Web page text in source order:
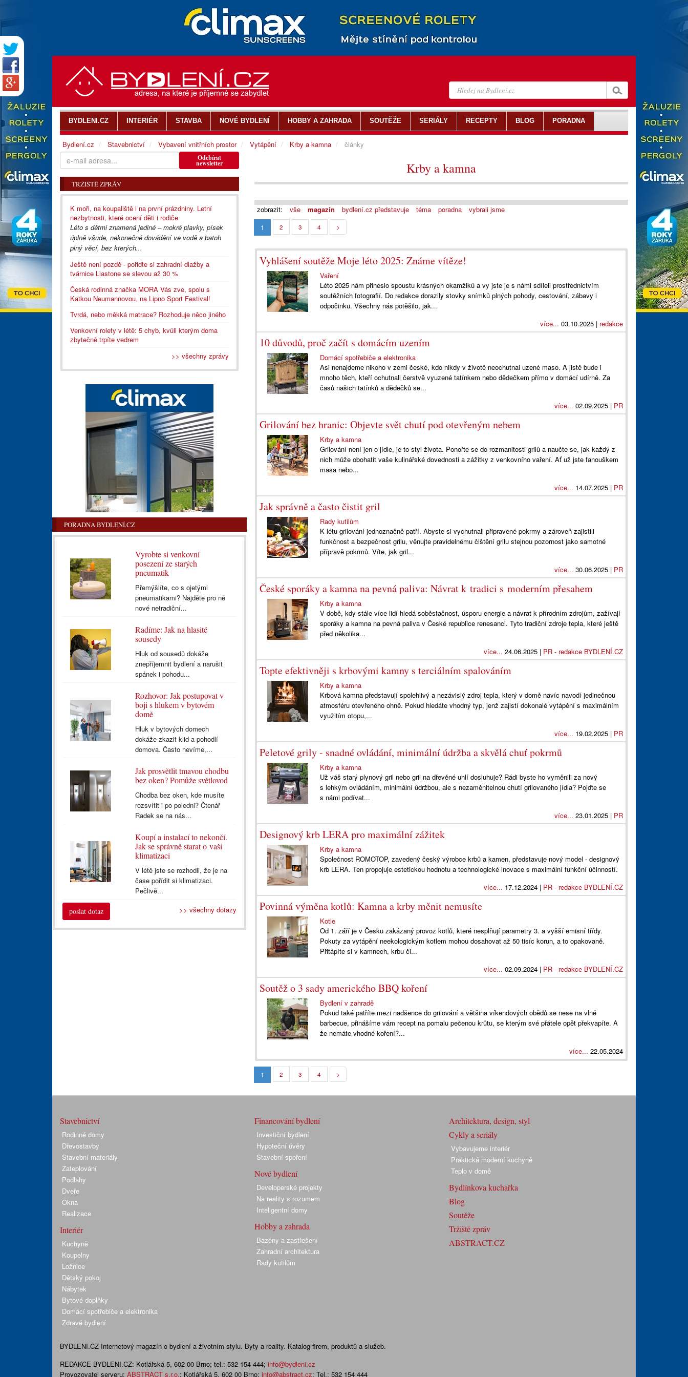
Krby a kamna
zobrazit: vše magazín bydlení.cz představuje téma poradna
vybrali jsme
1
2 3 4 >
Vyhlášení soutěže Moje léto 2025: Známe vítěze!
Vaření
Léto 2025 nám přineslo spoustu krásných okamžiků a vy jste je s námi sdíleli prostřednictvím
soutěžních fotografií. Do redakce dorazily stovky snímků plných pohody, cestování, zábavy i
odpočinku. Všechny nás potěšilo, jak...
více... 03.10.2025 | redakce
10 důvodů, proč začít s domácím uzením
Domácí spotřebiče a elektronika
Asi nenajdeme nikoho v zemi české, kdo nikdy v životě neochutnal uzené maso. A jistě bude i
mnoho těch, kteří ochutnali čerstvě vyuzené tatínkem nebo dědečkem přímo v domácí udírně. Za
časů našich tatínků a dědečků se...
více... 02.09.2025 | PR
Grilování bez hranic: Objevte svět chutí pod otevřeným nebem
Krby a kamna
Grilování není jen o jídle, je to styl života. Ponořte se do rozmanitosti grilů a naučte se, jak každý z
nich může obohatit vaše kulinářské dovednosti a zážitky z venkovního vaření. Ať už jste fanouškem
masa nebo...
více... 14.07.2025 | PR
Jak správně a často čistit gril
Rady kutilům
K létu grilování jednoznačně patří. Abyste si vychutnali připravené pokrmy a zároveň zajistili
funkčnost a bezpečnost grilu, věnujte pravidelnému čištění grilu stejnou pozornost jako samotné
přípravě pokrmů. Víte, jak gril...
více... 30.06.2025 | PR
České sporáky a kamna na pevná paliva: Návrat k tradici s moderním přesahem
Krby a kamna
V době, kdy stále více lidí hledá soběstačnost, úsporu energie a návrat k přírodním zdrojům, zažívají
sporáky a kamna na pevná paliva v České republice renesanci. Tyto tradiční zdroje tepla, které ještě
před několika...
více... 24.06.2025 | PR - redakce BYDLENÍ.CZ
Topte efektivněji s krbovými kamny s terciálním spalováním
Krby a kamna
Krbová kamna představují spolehlivý a nezávislý zdroj tepla, který v domě navíc navodí jedinečnou
atmosféru otevřeného ohně. Pokud hledáte vhodný typ, jenž zajistí dokonalé vytápění s maximálním
využitím otopu,...
více... 19.02.2025 | PR
Peletové grily - snadné ovládání, minimální údržba a skvělá chuť pokrmů
Krby a kamna
Už váš starý plynový gril nebo gril na dřevěné uhlí dosluhuje? Rádi byste ho vyměnili za nový
s lehkým ovládáním, minimální údržbou, ale s nezaměnitelnou chutí grilovaného jídla? Pojďte se
s námi podívat...
více... 23.01.2025 | PR
Designový krb LERA pro maximální zážitek
Krby a kamna
Společnost ROMOTOP, zavedený český výrobce krbů a kamen, představuje nový model - designový
krb LERA. Ten propojuje estetickou hodnotu a technologické inovace s maximální funkční účinností.
více... 17.12.2024 | PR - redakce BYDLENÍ.CZ
Povinná výměna kotlů: Kamna a krby měnit nemusíte
Kotle
Od 1. září je v Česku zakázaný provoz kotlů, které nesplňují parametry 3. a vyšší emisní třídy.
Pokuty za vytápění neekologickým kotlem mohou dosahovat až 50 tisíc korun, a to opakovaně.
Přitápíte si v kamnech, krbu či...
více... 02.09.2024 | PR - redakce BYDLENÍ.CZ
Soutěž o 3 sady amerického BBQ koření
Bydlení v zahradě
Pokud také patříte mezi nadšence do grilování a většina víkendových obědů se nese na vlně
barbecue, přinášíme vám recept na pomalu pečenou krůtu, se kterým své přátele opět překvapíte. A
že nemáte vhodné koření?...
více... 22.05.2024
1 2 3 4 >
Odebírat
newsletter
TRŽIŠTĚ ZPRÁV
K moři, na koupaliště i na první prázdniny. Letní
nezbytnosti, které ocení děti i rodiče
Léto s dětmi znamená jediné – mokré plavky, písek
úplně všude, nekonečné dovádění ve vodě a batoh
plný věcí, bez kterých...
Ještě není pozdě - pořiďte si zahradní dlažby a
tvárnice Liastone se slevou až 30 %
Česká rodinná značka MORA Vás zve, spolu s
Katkou Neumannovou, na Lipno Sport Festival!
Tvrdá, nebo měkká matrace? Rozhoduje něco jiného
Venkovní rolety v létě: 5 chyb, kvůli kterým doma
zbytečně trpíte vedrem
>> všechny zprávy
PORADNA BYDLENÍ.CZ
Vyrobte si venkovní
posezení ze starých
pneumatik
Přemýšlíte, co s ojetými
pneumatikami? Najděte pro ně
nové netradiční...
Radíme: Jak na hlasité
sousedy
Hluk od sousedů dokáže
znepříjemnit bydlení a narušit
spánek i pohodu...
Rozhovor: Jak postupovat v
boji s hlukem v bytovém
domě
Hluk v bytových domech
dokáže zkazit klid a pohodlí
domova. Často nevíme,...
Jak prosvětlit tmavou chodbu
bez oken? Pomůže světlovod
Chodba bez oken, kde musíte
rozsvítit i po poledni? Čtenář
Radek se na nás...
Koupí a instalací to nekončí.
Jak se správně starat o vaši
klimatizaci
V létě jste se rozhodli, že je na
čase pořídit si klimatizaci.
Pečlivě...
poslat dotaz >> všechny dotazy
BYDLENI.CZ INTERIÉR STAVBA NOVÉ BYDLENÍ HOBBY A ZAHRADA SOUTĚŽE SERIÁLY RECEPTY BLOG PORADNA
Bydlení.cz Stavebnictví Vybavení vnitřních prostor Vytápění Krby a kamna články
Stavebnictví
Rodinné domy
Dřevostavby
Stavební materiály
Zateplování
Podlahy
Dveře
Okna
Realizace
Interiér
Kuchyně
Koupelny
Ložnice
Dětský pokoj
Nábytek
Bytové doplňky
Domácí spotřebiče a elektronika
Zdravé bydlení
Financování bydlení
Investiční bydlení
Hypoteční úvěry
Stavební spoření
Nové bydlení
Developerské projekty
Na reality s rozumem
Inteligentní domy
Hobby a zahrada
Bazény a zastřešení
Zahradní architektura
Rady kutilům
Architektura, design, styl
Cykly a seriály
Vybavujeme interiér
Praktická moderní kuchyně
Teplo v domě
Bydlínkova kuchařka
Blog
Soutěže
Tržiště zpráv
ABSTRACT.CZ
BYDLENI.CZ Internetový magazín o bydlení a životním stylu. Byty a reality. Katalog firem, produktů a služeb.
REDAKCE BYDLENI.CZ: Kotlářská 5, 602 00 Brno; tel.: 532 154 444; info@bydleni.cz
Provozovatel serveru: ABSTRACT s.r.o.; Kotlářská 5, 602 00 Brno; info@abstract.cz; Tel.: 532 154 444